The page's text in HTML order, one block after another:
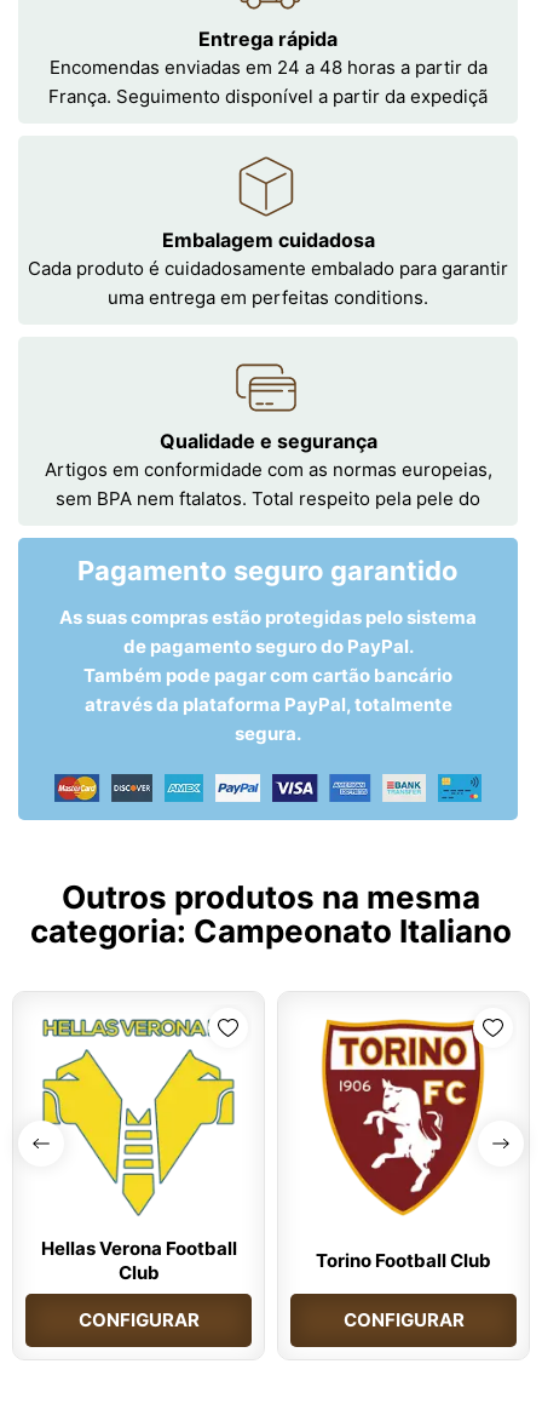
Entrega rápida
Encomendas enviadas em 24 a 48 horas a partir da
França. Seguimento disponível a partir da expediçã
Embalagem cuidadosa
Cada produto é cuidadosamente embalado para garantir
uma entrega em perfeitas conditions.
Qualidade e segurança
Artigos em conformidade com as normas europeias,
sem BPA nem ftalatos. Total respeito pela pele do
Pagamento seguro garantido
As suas compras estão protegidas pelo sistema
de pagamento seguro do PayPal.
Também pode pagar com cartão bancário
através da plataforma PayPal, totalmente
segura.
Outros produtos na mesma
categoria: Campeonato Italiano
Hellas Verona Football
Club
CONFIGURAR
Torino Football Club
CONFIGURAR